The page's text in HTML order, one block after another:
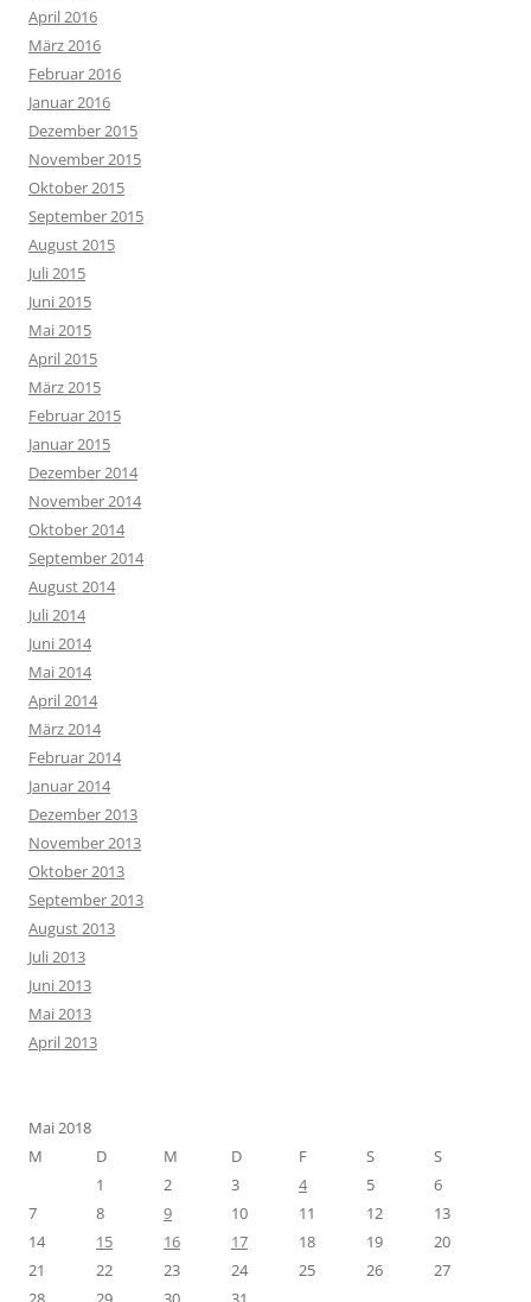
April 2016
März 2016
Februar 2016
Januar 2016
Dezember 2015
November 2015
Oktober 2015
September 2015
August 2015
Juli 2015
Juni 2015
Mai 2015
April 2015
März 2015
Februar 2015
Januar 2015
Dezember 2014
November 2014
Oktober 2014
September 2014
August 2014
Juli 2014
Juni 2014
Mai 2014
April 2014
März 2014
Februar 2014
Januar 2014
Dezember 2013
November 2013
Oktober 2013
September 2013
August 2013
Juli 2013
Juni 2013
Mai 2013
April 2013
Mai 2018
M
D M D F S
S
1
2 3 4 5
6
7
8 9 10 11 12
13
14
15 16 17 18 19
20
21
22 23 24 25 26
27